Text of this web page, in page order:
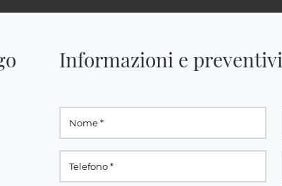
Informazioni e preventivi